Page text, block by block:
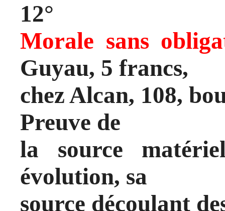
12°
Morale sans
Guyau, 5 francs,
chez Alcan, 108,
Preuve de
la source
évolution, sa
source découlant